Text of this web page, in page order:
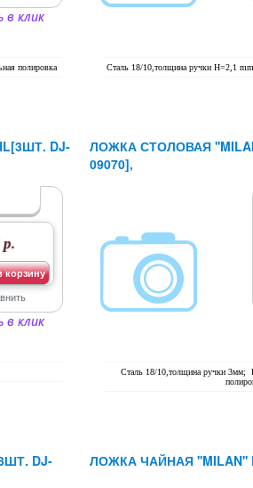
полировка
в клик
Сталь 18/10,толщина ручки H=2,1
DJ-
корзину
в клик
ЛОЖКА СТОЛОВАЯ
09070],
Сталь 18/10,толщина ручки 3мм;
DJ-
ЛОЖКА ЧАЙНАЯ ''MILAN''